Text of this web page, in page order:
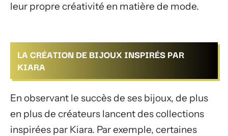
leur propre créativité en matière de mode.
LA CRÉATION DE BIJOUX INSPIRÉS PAR
KIARA
En observant le succès de ses bijoux, de plus
en plus de créateurs lancent des collections
inspirées par Kiara. Par exemple, certaines